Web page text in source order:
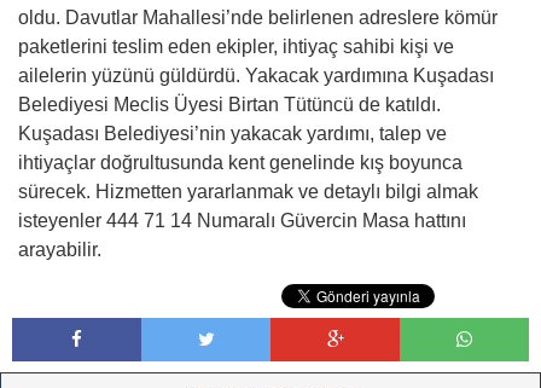
oldu. Davutlar Mahallesi’nde belirlenen adreslere kömür
paketlerini teslim eden ekipler, ihtiyaç sahibi kişi ve
ailelerin yüzünü güldürdü. Yakacak yardımına Kuşadası
Belediyesi Meclis Üyesi Birtan Tütüncü de katıldı.
Kuşadası Belediyesi’nin yakacak yardımı, talep ve
ihtiyaçlar doğrultusunda kent genelinde kış boyunca
sürecek. Hizmetten yararlanmak ve detaylı bilgi almak
isteyenler 444 71 14 Numaralı Güvercin Masa hattını
arayabilir.